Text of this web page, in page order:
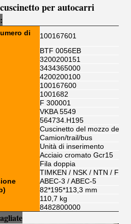
per autocarri
di
100167601
BTF 0056EB
3200200151
3434365000
4200200100
100167600
1001682
F 300001
VKBA 5549
564734.H195
Cuscinetto del mozzo della
Camion/trail/bus
Unità di inserimento
Acciaio cromato Gcr15
Fila doppia
TIMKEN / NSK / NTN /
ABEC-3 / ABEC-5
82*195*113,3 mm
110,7 kg
8482800000